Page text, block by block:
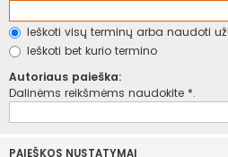
Ieškoti visų terminų arba naudoti
Ieškoti bet kurio termino
Autoriaus paieška:
Dalinėms reikšmėms naudokite *.
PAIEŠKOS NUSTATYMAI